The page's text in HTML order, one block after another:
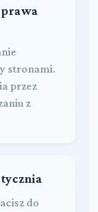
prawa
stronami.
przez
z
do